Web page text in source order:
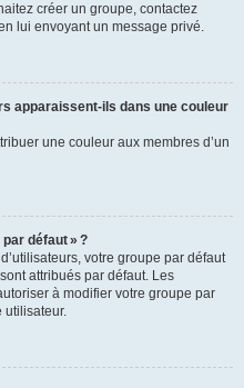
créer un groupe, contactez
lui envoyant un message privé.
apparaissent-ils dans une couleur
une couleur aux membres d’un
par défaut » ?
votre groupe par défaut
attribués par défaut. Les
à modifier votre groupe par
utilisateur.